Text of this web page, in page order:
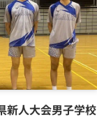
新人大会男子学校